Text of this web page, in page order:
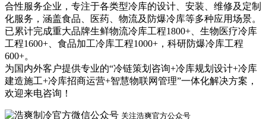
合性服务企业，专注于各类型冷库的设计、安装、维修及定制
化服务，涵盖食品、医药、物流及防爆冷库等多种应用场景。
已累计完成重大品牌生鲜物流冷库工程1800+、生物医疗冷库
工程1600+、食品加工冷库工程1000+，科研防爆冷库工程
600+。
为国内外客户提供专业的“冷链策划咨询+冷库规划设计+冷库
建造施工+冷库招商运营+智慧物联网管理”一体化解决方案，
欢迎来电咨询！
关注浩爽官方公众号